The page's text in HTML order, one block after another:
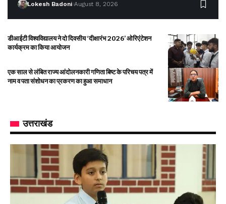
Lokesh Badoni August 8, 2026
डीआईटी विश्वविद्यालय ने दो दिवसीय ‘दीक्षारंभ 2026’ ओरिएंटेशन
कार्यक्रम का किया आयोजन
एक साल से लंबित राज्य आंदोलनकारी गणिता बिष्ट के परिचय पत्र में
नाम व पता संशोधन का प्रकरण का हुआ समाधान
उत्तराखंड